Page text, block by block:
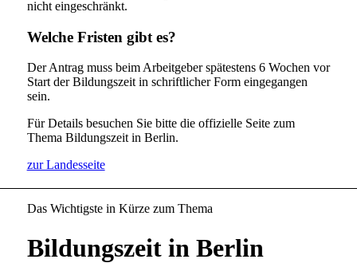
nicht eingeschränkt.
Welche Fristen gibt es?
Der Antrag muss beim Arbeitgeber spätestens 6 Wochen vor
Start der Bildungszeit in schriftlicher Form eingegangen
sein.
Für Details besuchen Sie bitte die offizielle Seite zum
Thema Bildungszeit in Berlin.
zur Landesseite
Das Wichtigste in Kürze zum Thema
Bildungszeit in Berlin